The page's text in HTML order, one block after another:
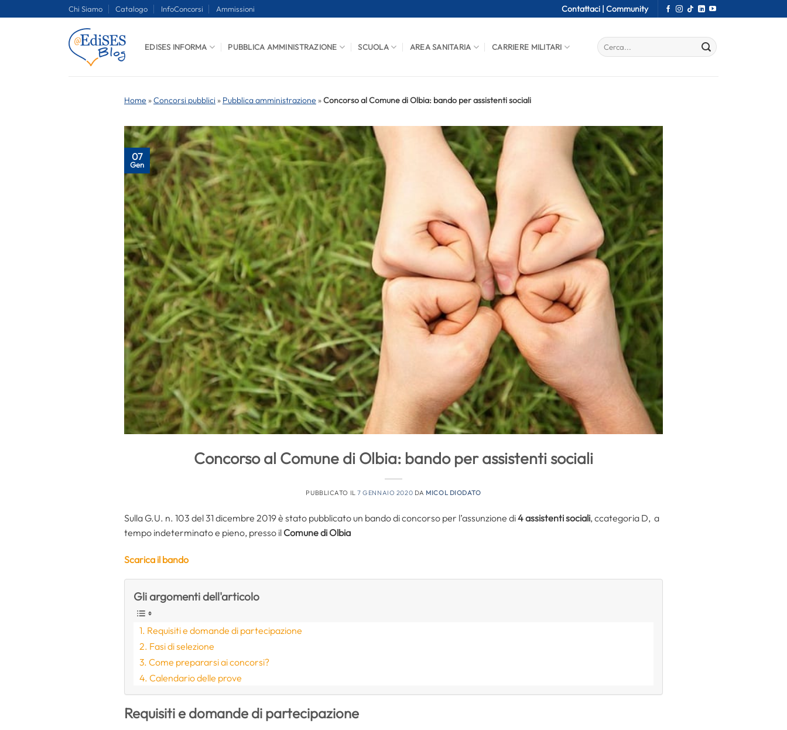
Chi Siamo Catalogo InfoConcorsi Ammissioni Contattaci | Community
EDISES INFORMA PUBBLICA AMMINISTRAZIONE SCUOLA AREA SANITARIA CARRIERE MILITARI
Home »Concorsi pubblici » Pubblica amministrazione »Concorso al Comune di Olbia: bando per assistenti sociali
07
Gen
Concorso al Comune di Olbia: bando per assistenti sociali
PUBBLICATO IL7 GENNAIO 2020 DA MICOL DIODATO
Sulla G.U. n. 103 del 31 dicembre 2019 è stato pubblicato un bando di concorso per l’assunzione di4assistenti sociali, ccategoria D, a
tempo indeterminato e pieno, presso il Comune di Olbia
Scarica il bando
Gli argomenti dell'articolo
Requisiti e domande di partecipazione
Fasi di selezione
Come prepararsi ai concorsi?
Calendario delle prove
Requisiti e domande di partecipazione